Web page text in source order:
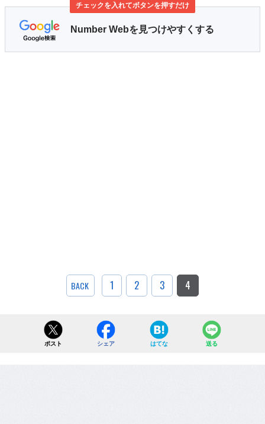
チェックを入れてボタンを押すだけ
Number Webを見つけやすくする
BACK 1 2 3 4
ポスト シェア はてな 送る